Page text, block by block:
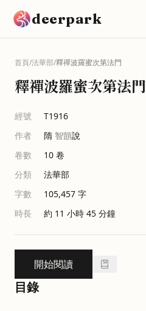
deerpark
首頁/法華部/釋禪波羅蜜次第法門
釋禪波羅蜜次第法門
經號
T1916
作者
隋 智顗說
卷數
10 卷
分類
法華部
字數
105,457 字
時長
約 11 小時 45 分鐘
開始閱讀
目錄